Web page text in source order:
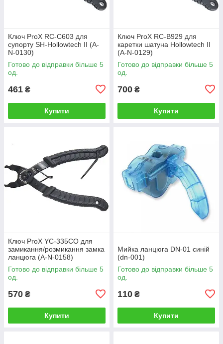
Ключ ProX RC-C603 для
супорту SH-Hollowtech II (A-
N-0130)
Готово до відправки більше 5
од.
461 ₴
Купити
Ключ ProX RC-B929 для
каретки шатуна Hollowtech II
(A-N-0129)
Готово до відправки більше 5
од.
700 ₴
Купити
Ключ ProX YC-335CO для
замикання/розмикання замка
ланцюга (A-N-0158)
Готово до відправки більше 5
од.
570 ₴
Купити
Мийка ланцюга DN-01 синій
(dn-001)
Готово до відправки більше 5
од.
110 ₴
Купити